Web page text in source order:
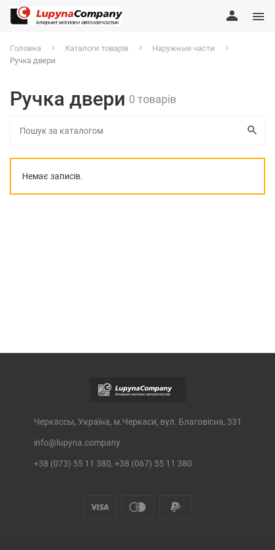
Головна Каталоги товарів
Наружные части
Ручка двери
Ручка двери 0 товарів
Немає записів.
Черкассы, Україна, м.Черкаси, вул. Благовісна, 331
info@lupyna.company
+38 (073) 55 11 380, +38 (067) 55 11 380